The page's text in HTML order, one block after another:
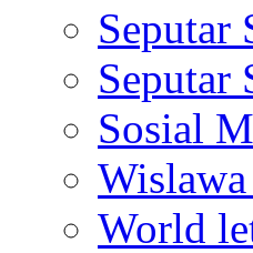
Seputar
Seputar
Sosial
World